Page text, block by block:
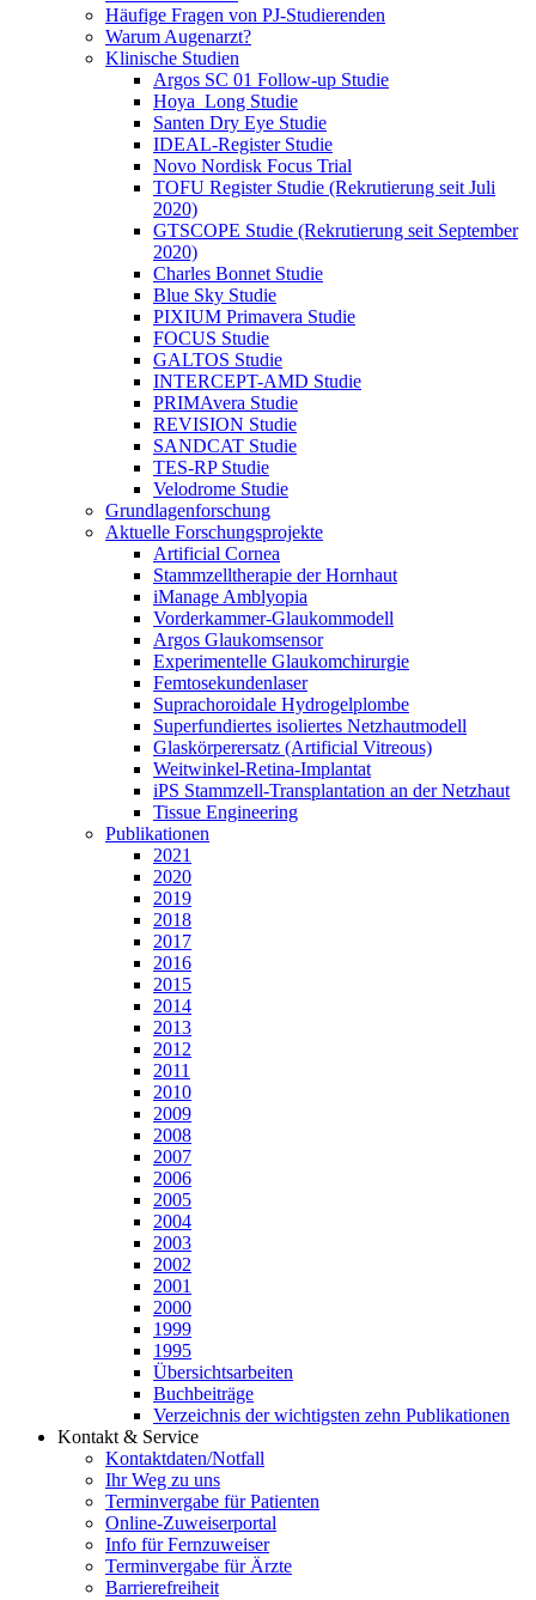
Häufige Fragen von PJ-Studierenden
Warum Augenarzt?
Klinische Studien
Argos SC 01 Follow-up Studie
Hoya_Long Studie
Santen Dry Eye Studie
IDEAL-Register Studie
Novo Nordisk Focus Trial
TOFU Register Studie (Rekrutierung seit Juli
2020)
GTSCOPE Studie (Rekrutierung seit September
2020)
Charles Bonnet Studie
Blue Sky Studie
PIXIUM Primavera Studie
FOCUS Studie
GALTOS Studie
INTERCEPT-AMD Studie
PRIMAvera Studie
REVISION Studie
SANDCAT Studie
TES-RP Studie
Velodrome Studie
Grundlagenforschung
Aktuelle Forschungsprojekte
Artificial Cornea
Stammzelltherapie der Hornhaut
iManage Amblyopia
Vorderkammer-Glaukommodell
Argos Glaukomsensor
Experimentelle Glaukomchirurgie
Femtosekundenlaser
Suprachoroidale Hydrogelplombe
Superfundiertes isoliertes Netzhautmodell
Glaskörperersatz (Artificial Vitreous)
Weitwinkel-Retina-Implantat
iPS Stammzell-Transplantation an der Netzhaut
Tissue Engineering
Publikationen
2021
2020
2019
2018
2017
2016
2015
2014
2013
2012
2011
2010
2009
2008
2007
2006
2005
2004
2003
2002
2001
2000
1999
1995
Übersichtsarbeiten
Buchbeiträge
Verzeichnis der wichtigsten zehn Publikationen
Kontakt & Service
Kontaktdaten/Notfall
Ihr Weg zu uns
Terminvergabe für Patienten
Online-Zuweiserportal
Info für Fernzuweiser
Terminvergabe für Ärzte
Barrierefreiheit